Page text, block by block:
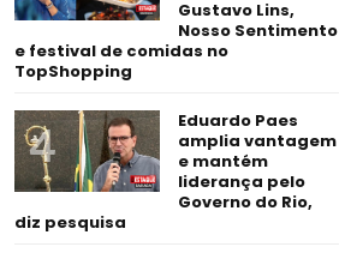
Gustavo Lins,
Nosso Sentimento
e festival de comidas no
TopShopping
Eduardo Paes
amplia vantagem
e mantém
liderança pelo
Governo do Rio,
diz pesquisa